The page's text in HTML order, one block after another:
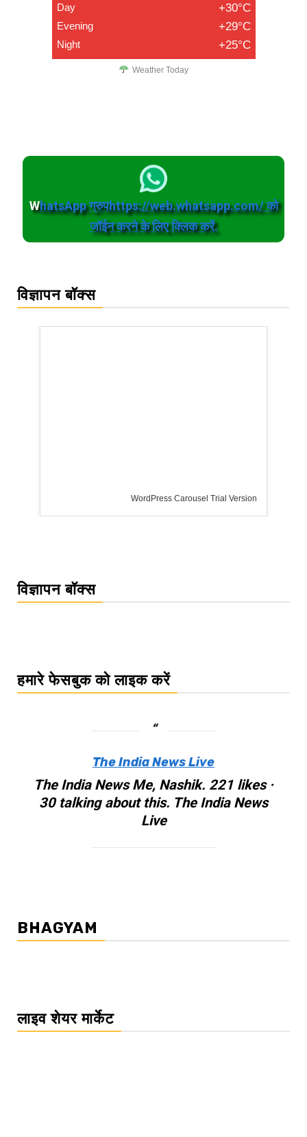
Day +30°C
Evening +29°C
Night +25°C
Weather Today
WhatsApp ग्रुपhttps://web.whatsapp.com/ को
जॉईन करने के लिए क्लिक करें.
विज्ञापन बॉक्स
विज्ञापन बॉक्स
हमारे फेसबुक को लाइक करें
The India News Live
The India News Me, Nashik. 221 likes ·
30 talking about this. The India News
Live
BHAGYAM
लाइव शेयर मार्केट